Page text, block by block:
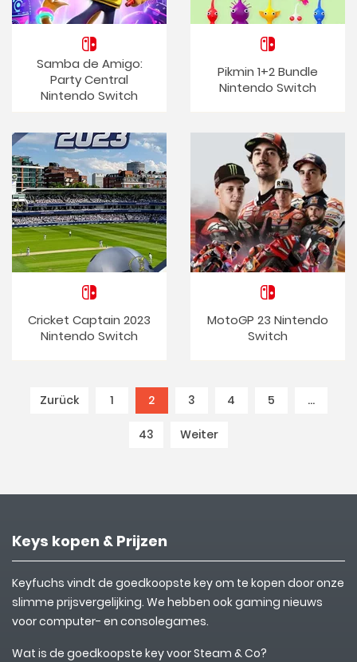
Samba de Amigo:
Party Central
Nintendo Switch
Pikmin 1+2 Bundle
Nintendo Switch
Cricket Captain 2023
Nintendo Switch
MotoGP 23 Nintendo
Switch
Zurück 1 2 (current)
3 4 5 …
43 Weiter
Keys kopen & Prijzen
Keyfuchs vindt de goedkoopste key om te kopen door onze
slimme prijsvergelijking. We hebben ook gaming nieuws
voor computer- en consolegames.
Wat is de goedkoopste key voor Steam & Co?